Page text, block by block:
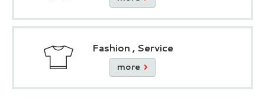
Fashion , Service
more